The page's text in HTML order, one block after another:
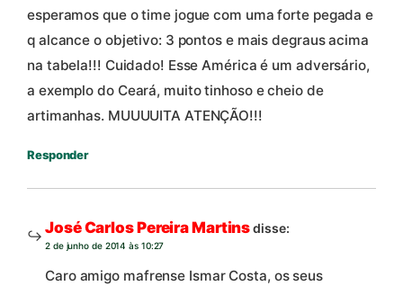
esperamos que o time jogue com uma forte pegada e
q alcance o objetivo: 3 pontos e mais degraus acima
na tabela!!! Cuidado! Esse América é um adversário,
a exemplo do Ceará, muito tinhoso e cheio de
artimanhas. MUUUUITA ATENÇÃO!!!
Responder
José Carlos Pereira Martinsdisse:
2 de junho de 2014 às 10:27
Caro amigo mafrense Ismar Costa, os seus